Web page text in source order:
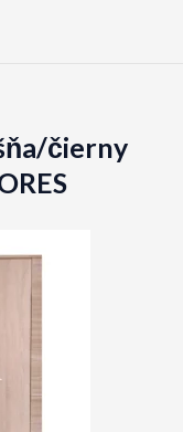
čierny